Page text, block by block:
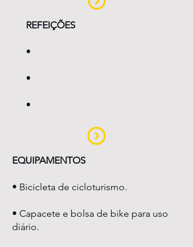
REFEIÇÕES
•
•
•
EQUIPAMENTOS
• Bicicleta de cicloturismo.
• Capacete e bolsa de bike para uso
diário.